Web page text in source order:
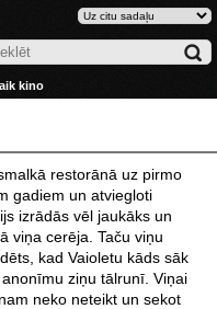
kino
restorānā uz pirmo
gadiem un atviegloti
izrādās vēl jaukāks un
viņa cerēja. Taču viņu
kad Vaioletu kāds sāk
ziņu tālrunī. Viņai
neko neteikt un sekot